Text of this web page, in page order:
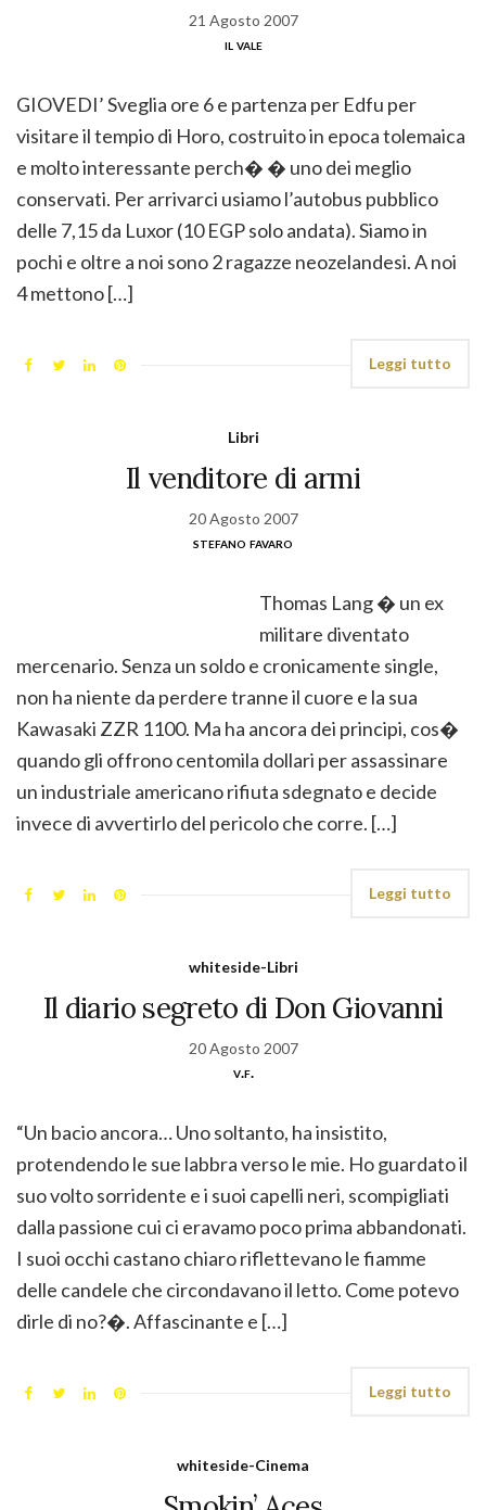
21 Agosto 2007
il vale
GIOVEDI’ Sveglia ore 6 e partenza per Edfu per
visitare il tempio di Horo, costruito in epoca tolemaica
e molto interessante perch� � uno dei meglio
conservati. Per arrivarci usiamo l’autobus pubblico
delle 7,15 da Luxor (10 EGP solo andata). Siamo in
pochi e oltre a noi sono 2 ragazze neozelandesi. A noi
4 mettono […]
Leggi tutto
Libri
Il venditore di armi
20 Agosto 2007
stefano favaro
Thomas Lang � un ex
militare diventato
mercenario. Senza un soldo e cronicamente single,
non ha niente da perdere tranne il cuore e la sua
Kawasaki ZZR 1100. Ma ha ancora dei principi, cos�
quando gli offrono centomila dollari per assassinare
un industriale americano rifiuta sdegnato e decide
invece di avvertirlo del pericolo che corre. […]
Leggi tutto
whiteside-Libri
Il diario segreto di Don Giovanni
20 Agosto 2007
v.f.
“Un bacio ancora… Uno soltanto, ha insistito,
protendendo le sue labbra verso le mie. Ho guardato il
suo volto sorridente e i suoi capelli neri, scompigliati
dalla passione cui ci eravamo poco prima abbandonati.
I suoi occhi castano chiaro riflettevano le fiamme
delle candele che circondavano il letto. Come potevo
dirle di no?�. Affascinante e […]
Leggi tutto
whiteside-Cinema